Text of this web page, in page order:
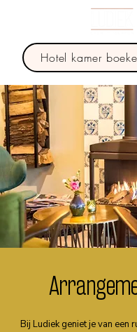
Hotel kamer
Bij Ludiek geniet je van een